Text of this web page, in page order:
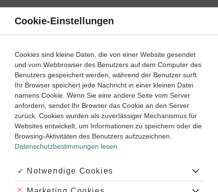
Direkt
Inhalt
Die ersten Hochkulturen
Geschichte Klasse
Herrschaft und Religion in Ägypten
#Unterägypten
#Pyramiden von Gizeh
#Maat #Sonnengott Re
#Cleopatra
Cookie-Einstellungen
Cookies sind kleine Daten, die von einer Website gesendet
und vom Webbrowser des Benutzers auf dem Computer des
Benutzers gespeichert werden, während der Benutzer surft.
Ihr Browser speichert jede Nachricht in einer kleinen Datei
namens Cookie. Wenn Sie eine andere Seite vom Server
anfordern, sendet Ihr Browser das Cookie an den Server
zurück. Cookies wurden als zuverlässiger Mechanismus für
Websites entwickelt, um Informationen zu speichern oder die
Browsing-Aktivitäten des Benutzers aufzuzeichnen.
Datenschutzbestimmungen lesen
Akzeptiert:
Notwendige Cookies